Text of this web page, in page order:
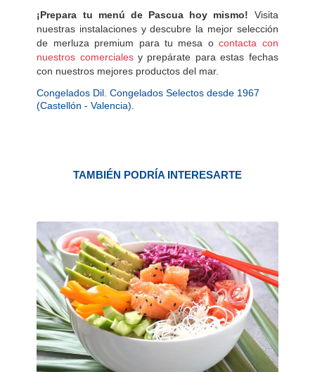
¡Prepara tu menú de Pascua hoy mismo! Visita
nuestras instalaciones y descubre la mejor selección
de merluza premium para tu mesa ocontacta con
nuestros comercialesy prepárate para estas fechas
con nuestros mejores productos del mar.
Congelados Dil. Congelados Selectos desde 1967
(Castellón - Valencia).
TAMBIÉN PODRÍA INTERESARTE